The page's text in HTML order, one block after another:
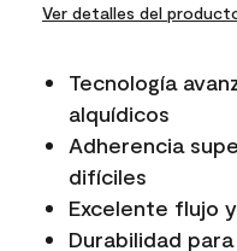
Ver detalles del
Tecnología
alquídicos
Adherencia
difíciles
Excelente flujo
Durabilidad